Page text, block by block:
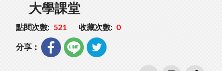
大學課堂
點閱次數: 521 收藏次數: 0
分享：